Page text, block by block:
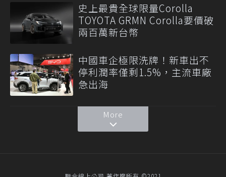
史上最貴全球限量Corolla
TOYOTA GRMN Corolla要價破
兩百萬新台幣
中國車企極限洗牌！新車出不
停利潤率僅剩1.5%，主流車廠
急出海
More